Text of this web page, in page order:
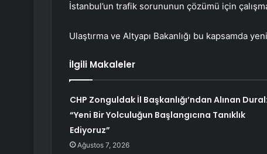
İstanbul’un trafik sorununun çözümü için
Ulaştırma ve Altyapı Bakanlığı bu kapsamda
İlgili Makaleler
CHP Zonguldak İl Başkanlığı’ndan Alınan Dural:
“Yeni Bir Yolculuğun Başlangıcına Tanıklık
Ediyoruz”
Ağustos 7, 2026